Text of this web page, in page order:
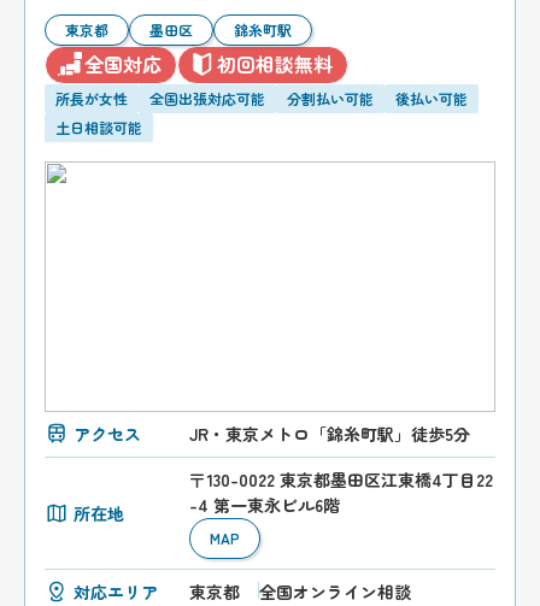
東京都 墨田区 錦糸町駅
全国対応 初回相談無料
所長が女性 全国出張対応可能 分割払い可能
後払い可能
土日相談可能
アクセス JR・東京メトロ「錦糸町駅」徒歩5分
所在地
〒130-0022 東京都墨田区江東橋4丁目22
-4 第一東永ビル6階
MAP
対応エリア 東京都 全国オンライン相談